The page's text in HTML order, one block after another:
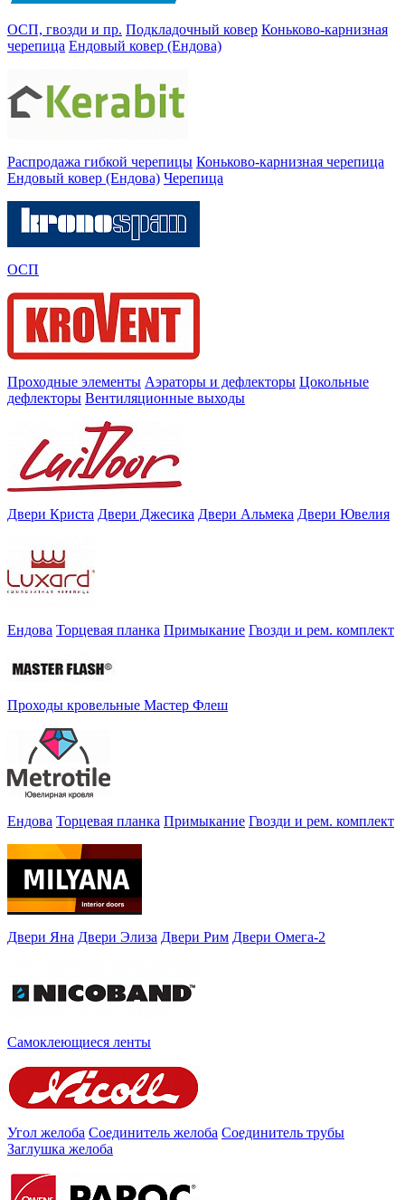
ОСП, гвозди и пр. Подкладочный ковер Коньково-карнизная
черепица Ендовый ковер (Ендова)
Распродажа гибкой черепицы Коньково-карнизная черепица
Ендовый ковер (Ендова) Черепица
ОСП
Проходные элементы Аэраторы и дефлекторы Цокольные
дефлекторы Вентиляционные выходы
Двери Криста Двери Джесика Двери Альмека Двери Ювелия
Ендова Торцевая планка Примыкание Гвозди и рем. комплект
Проходы кровельные Мастер Флеш
Ендова Торцевая планка Примыкание Гвозди и рем. комплект
Двери Яна Двери Элиза Двери Рим Двери Омега-2
Самоклеющиеся ленты
Угол желоба Соединитель желоба Соединитель трубы
Заглушка желоба